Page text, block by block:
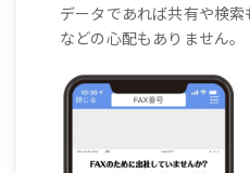
データであれば共有や検
などの心配もありません。